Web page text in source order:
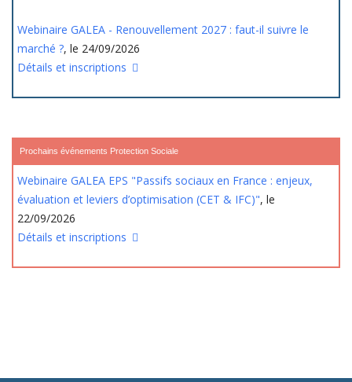
Webinaire GALEA - Renouvellement 2027 : faut-il suivre le
marché ?, le 24/09/2026
Détails et inscriptions
Prochains événements Protection Sociale
Webinaire GALEA EPS "Passifs sociaux en France : enjeux,
évaluation et leviers d’optimisation (CET & IFC)", le
22/09/2026
Détails et inscriptions